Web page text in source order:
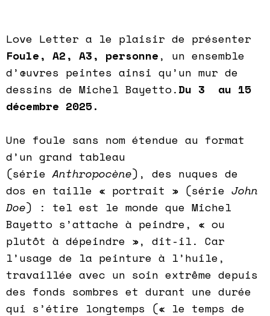
Love Letter a le plaisir de présenter
Foule, A2, A3, personne, un ensemble
d’œuvres peintes ainsi qu’un mur de
dessins de Michel Bayetto.Du 3 au 15
décembre 2025.
Une foule sans nom étendue au format
d’un grand tableau
(sérieAnthropocène), des nuques de
dos en taille « portrait » (série John
Doe) : tel est le monde que Michel
Bayetto s’attache à peindre, « ou
plutôt à dépeindre », dit-il. Car
l’usage de la peinture à l’huile,
travaillée avec un soin extrême depuis
des fonds sombres et durant une durée
qui s’étire longtemps (« le temps de